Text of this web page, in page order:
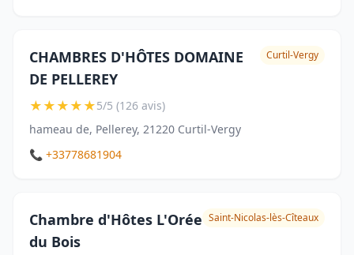
CHAMBRES D'HÔTES DOMAINE
DE PELLEREY
Curtil-Vergy
★★★★★5/5 (126 avis)
hameau de, Pellerey, 21220 Curtil-Vergy
📞 +33778681904
Chambre d'Hôtes L'Orée
du Bois
Saint-Nicolas-lès-Cîteaux